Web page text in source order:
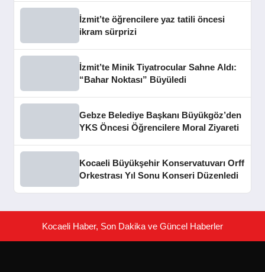
İzmit’te öğrencilere yaz tatili öncesi
ikram sürprizi
İzmit’te Minik Tiyatrocular Sahne Aldı:
“Bahar Noktası” Büyüledi
Gebze Belediye Başkanı Büyükgöz’den
YKS Öncesi Öğrencilere Moral Ziyareti
Kocaeli Büyükşehir Konservatuvarı Orff
Orkestrası Yıl Sonu Konseri Düzenledi
Kocaeli Haber, Son Dakika ve Güncel Haberler